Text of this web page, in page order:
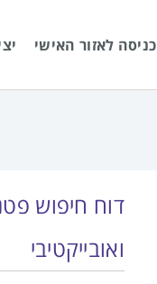
כניסה לאזור האישי
דוח חיפוש
ואובייקטיבי